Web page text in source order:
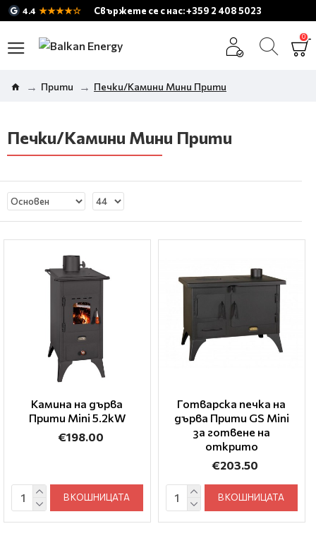
4.4 ★★★★☆ Свържете се с нас: +359 2 408 5023
0
Прити Печки/Камини Мини Прити
Печки/Камини Мини Прити
Камина на дърва
Прити Mini 5.2kW
€198.00
В КОШНИЦАТА
Готварска печка на
дърва Прити GS Mini
за готвене на
открито
€203.50
В КОШНИЦАТА